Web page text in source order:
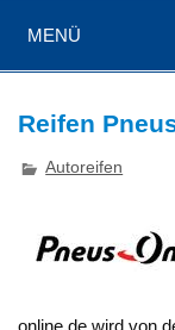
MENÜ
Reifen
Autoreifen